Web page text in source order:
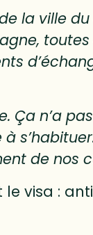
la ville
Ça n’a
de nos
visa :